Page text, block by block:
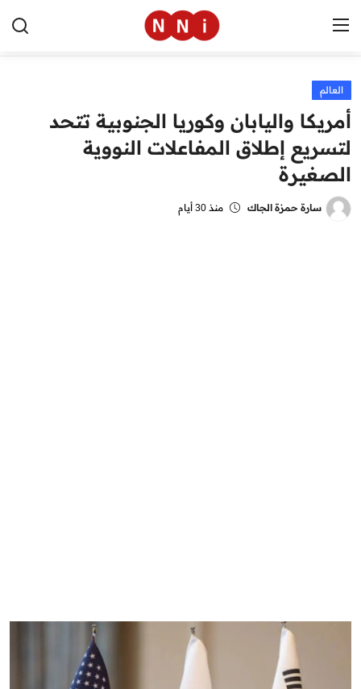
الرئيسية
اخبار مصر
العالم
الرياضة
العالم
أمريكا واليابان وكوريا الجنوبية تتحد
لتسريع إطلاق المفاعلات النووية
الصغيرة
سارة حمزة الجاك منذ 30 أيام